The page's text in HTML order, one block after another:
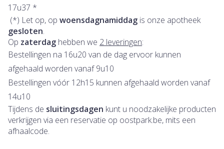
17u37 *
(*) Let op, op woensdagnamiddag is onze apotheek
gesloten.
Op zaterdag hebben we 2 leveringen:
Bestellingen na 16u20 van de dag ervoor kunnen
afgehaald worden vanaf 9u10
Bestellingen vóór 12h15 kunnen afgehaald worden vanaf
14u10
Tijdens de sluitingsdagen kunt u noodzakelijke producten
verkrijgen via een reservatie op oostpark.be, mits een
afhaalcode.